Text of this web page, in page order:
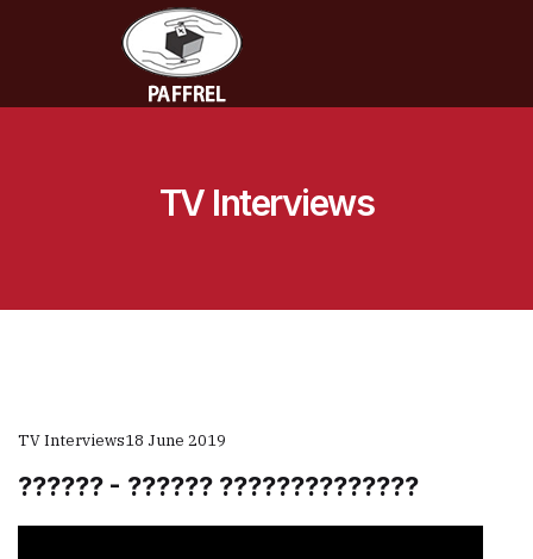
TV Interviews
TV Interviews18 June 2019
?????? - ?????? ??????????????